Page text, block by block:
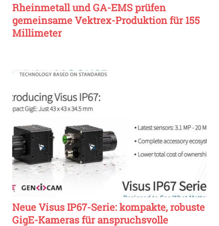
Rheinmetall und GA-EMS prüfen
gemeinsame Vektrex-Produktion für 155
Millimeter
Neue Visus IP67-Serie: kompakte, robuste
GigE-Kameras für anspruchsvolle